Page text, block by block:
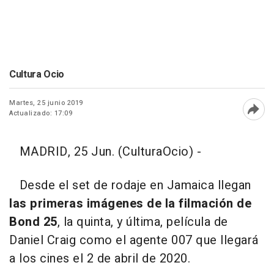
Cultura Ocio
Martes, 25 junio 2019
Actualizado: 17:09
MADRID, 25 Jun. (CulturaOcio) -
Desde el set de rodaje en Jamaica llegan
las primeras imágenes de la filmación de
Bond 25, la quinta, y última, película de
Daniel Craig como el agente 007 que llegará
a los cines el 2 de abril de 2020.